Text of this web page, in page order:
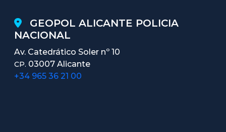
GEOPOL ALICANTE POLICIA
NACIONAL
Av. Catedrático Soler nº 10
CP. 03007 Alicante
+34 965 36 21 00